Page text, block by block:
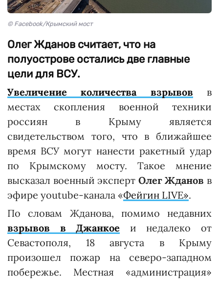
© Facebook/Крымский мост
Олег Жданов считает, что на
полуострове остались две главные
цели для ВСУ.
Увеличение количества взрывов в
местах скопления военной техники
россиян в Крыму является
свидетельством того, что в ближайшее
время ВСУ могут нанести ракетный удар
по Крымскому мосту. Такое мнение
высказал военный эксперт Олег Жданов в
эфире youtube-канала «Фейгин LIVE».
По словам Жданова, помимо недавних
взрывов в Джанкое и недалеко от
Севастополя, 18 августа в Крыму
произошел пожар на северо-западном
побережье. Местная «администрация»